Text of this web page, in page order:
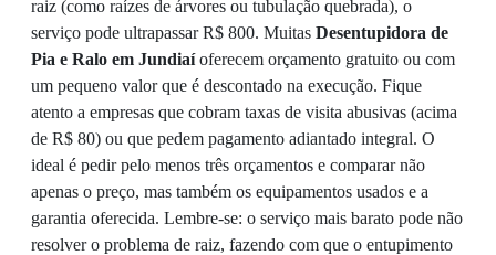
raiz (como raízes de árvores ou tubulação quebrada), o
serviço pode ultrapassar R$ 800. Muitas Desentupidora de
Pia e Ralo em Jundiaíoferecem orçamento gratuito ou com
um pequeno valor que é descontado na execução. Fique
atento a empresas que cobram taxas de visita abusivas (acima
de R$ 80) ou que pedem pagamento adiantado integral. O
ideal é pedir pelo menos três orçamentos e comparar não
apenas o preço, mas também os equipamentos usados e a
garantia oferecida. Lembre-se: o serviço mais barato pode não
resolver o problema de raiz, fazendo com que o entupimento